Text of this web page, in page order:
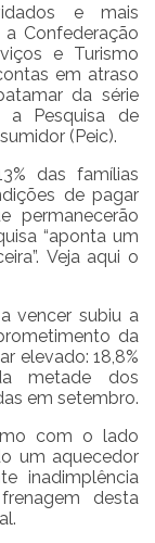
e mais
Confederação
e Turismo
em atraso
da série
a Pesquisa de
(Peic).
das famílias
de pagar
permanecerão
“aponta um
Veja aqui o
vencer subiu a
da
elevado: 18,8%
metade dos
em setembro.
com o lado
um aquecedor
inadimplência
desta